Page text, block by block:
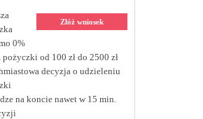
Złóż wniosek
0%
od 100 zł do 2500 zł
decyzja o udzieleniu
na koncie nawet w 15 min.